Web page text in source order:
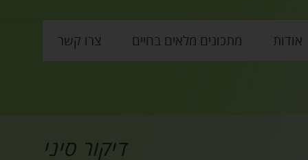
אודות מתכונים מלאים בחיים צרו קשר
דיקור סיני